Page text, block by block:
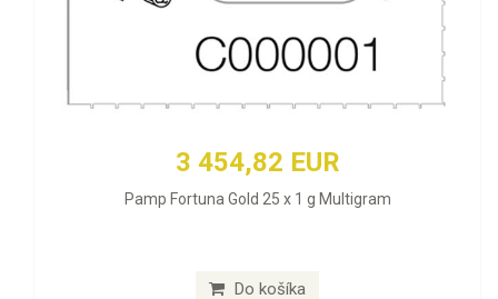
3 454,82 EUR
Pamp Fortuna Gold 25 x 1 g Multigram
Do košíka